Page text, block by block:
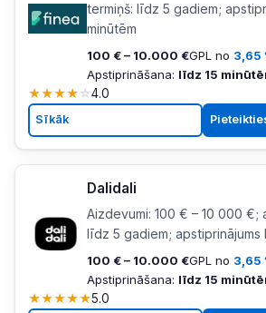
termiņš: līdz 5 gadiem;
minūtēm
100 € – 10.000 €GPL no 3,65
Apstiprināšana: līdz 15
★★★★☆4.0
Sīkāk
Dalidali
Aizdevumi: 100 € – 10 000 €;
līdz 5 gadiem; apstiprinājums
100 € – 10.000 €GPL no 3,65
Apstiprināšana: līdz 15
★★★★★5.0